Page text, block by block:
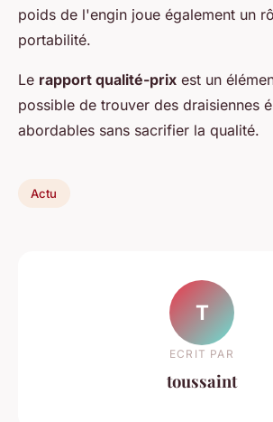
poids de l'engin joue également un
portabilité.
Le rapport qualité-prix est un
possible de trouver des draisiennes
abordables sans sacrifier la qualité.
Actu
T
ECRIT PAR
toussaint